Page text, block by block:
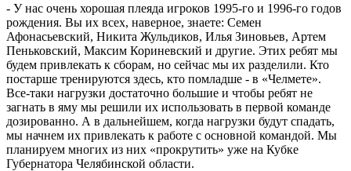
- У нас очень хорошая плеяда игроков 1995-го и 1996-го годов
рождения. Вы их всех, наверное, знаете: Семен
Афонасьевский, Никита Жульдиков, Илья Зиновьев, Артем
Пеньковский, Максим Кориневский и другие. Этих ребят мы
будем привлекать к сборам, но сейчас мы их разделили. Кто
постарше тренируются здесь, кто помладше - в «Челмете».
Все-таки нагрузки достаточно большие и чтобы ребят не
загнать в яму мы решили их использовать в первой команде
дозированно. А в дальнейшем, когда нагрузки будут спадать,
мы начнем их привлекать к работе с основной командой. Мы
планируем многих из них «прокрутить» уже на Кубке
Губернатора Челябинской области.